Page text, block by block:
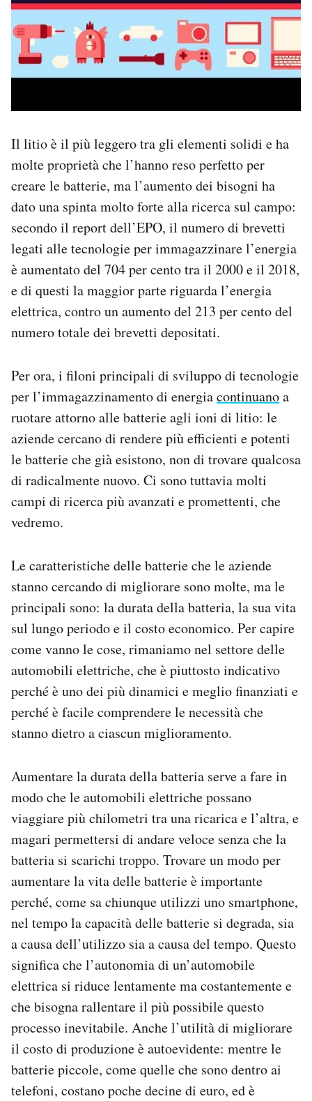
Il litio è il più leggero tra gli elementi solidi e ha
molte proprietà che l’hanno reso perfetto per
creare le batterie, ma l’aumento dei bisogni ha
dato una spinta molto forte alla ricerca sul campo:
secondo il report dell’EPO, il numero di brevetti
legati alle tecnologie per immagazzinare l’energia
è aumentato del 704 per cento tra il 2000 e il 2018,
e di questi la maggior parte riguarda l’energia
elettrica, contro un aumento del 213 per cento del
numero totale dei brevetti depositati.
Per ora, i filoni principali di sviluppo di tecnologie
per l’immagazzinamento di energiacontinuanoa
ruotare attorno alle batterie agli ioni di litio: le
aziende cercano di rendere più efficienti e potenti
le batterie che già esistono, non di trovare qualcosa
di radicalmente nuovo. Ci sono tuttavia molti
campi di ricerca più avanzati e promettenti, che
vedremo.
Le caratteristiche delle batterie che le aziende
stanno cercando di migliorare sono molte, ma le
principali sono: la durata della batteria, la sua vita
sul lungo periodo e il costo economico. Per capire
come vanno le cose, rimaniamo nel settore delle
automobili elettriche, che è piuttosto indicativo
perché è uno dei più dinamici e meglio finanziati e
perché è facile comprendere le necessità che
stanno dietro a ciascun miglioramento.
Aumentare la durata della batteria serve a fare in
modo che le automobili elettriche possano
viaggiare più chilometri tra una ricarica e l’altra, e
magari permettersi di andare veloce senza che la
batteria si scarichi troppo. Trovare un modo per
aumentare la vita delle batterie è importante
perché, come sa chiunque utilizzi uno smartphone,
nel tempo la capacità delle batterie si degrada, sia
a causa dell’utilizzo sia a causa del tempo. Questo
significa che l’autonomia di un’automobile
elettrica si riduce lentamente ma costantemente e
che bisogna rallentare il più possibile questo
processo inevitabile. Anche l’utilità di migliorare
il costo di produzione è autoevidente: mentre le
batterie piccole, come quelle che sono dentro ai
telefoni, costano poche decine di euro, ed è